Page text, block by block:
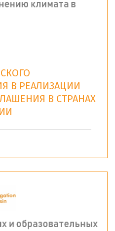
В РЕАЛИЗАЦИИ
В СТРАНАХ